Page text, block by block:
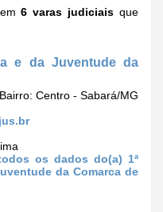
6 varas judiciais que
e da Juventude da
Centro - Sabará/MG
os dados do(a) 1ª
da Comarca de